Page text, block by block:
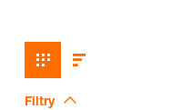
Filtry